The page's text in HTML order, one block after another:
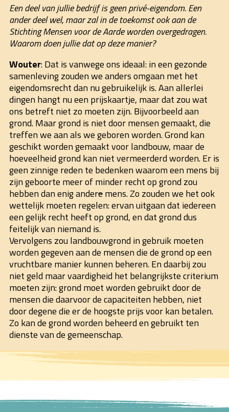
Een deel van jullie bedrijf is geen privé-eigendom. Een
ander deel wel, maar zal in de toekomst ook aan de
Stichting Mensen voor de Aarde worden overgedragen.
Waarom doen jullie dat op deze manier?
Wouter: Dat is vanwege ons ideaal: in een gezonde
samenleving zouden we anders omgaan met het
eigendomsrecht dan nu gebruikelijk is. Aan allerlei
dingen hangt nu een prijskaartje, maar dat zou wat
ons betreft niet zo moeten zijn. Bijvoorbeeld aan
grond. Maar grond is niet door mensen gemaakt, die
treffen we aan als we geboren worden. Grond kan
geschikt worden gemaakt voor landbouw, maar de
hoeveelheid grond kan niet vermeerderd worden. Er is
geen zinnige reden te bedenken waarom een mens bij
zijn geboorte meer of minder recht op grond zou
hebben dan enig anderemens. Zo zouden we het ook
wettelijk moeten regelen: ervan uitgaan dat iedereen
een gelijk recht heeft op grond, en dat grond dus
feitelijk van niemand is.
Vervolgens zou landbouwgrond in gebruik moeten
worden gegeven aan de mensen die de grond op een
vruchtbare manier kunnen beheren. En daarbij zou
niet geld maar vaardigheid het belangrijkste criterium
moeten zijn: grond moet worden gebruikt door de
mensen die daarvoor de capaciteiten hebben, niet
door degene die er de hoogste prijs voor kan betalen.
Zo kan de grond worden beheerd en gebruikt ten
dienste van de gemeenschap.